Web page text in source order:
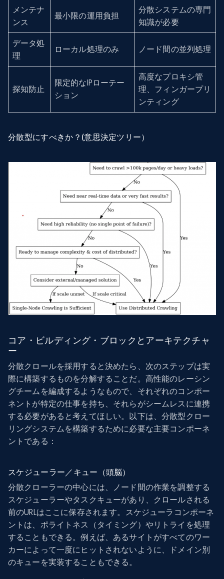
メンテナ
ンス
最小限の運用負担
分散システムの専門
知識が必要
データ処
理
ローカル処理のみ ノード間の並列処理
探知防止
限定的なIPローテー
ション
高度なプロキシ管
理、フィンガープリ
ンティング
分散型にすべきか？(意思決定ツリー）
コア・ビルディング・ブロックとアーキテクチャ
ー
分散クロールを採用すると決めたら、次のステップは実
際に構築するものを分解することだ。高性能のレーシン
グチームを編成するようなもので、それぞれのコンポー
ネントが特定の仕事を持ち、それらがシームレスに連携
する必要があると考えてほしい。以下は、分散型クロー
リングシステムを構築するために必要な主要コンポーネ
ントである：
スケジューラー／キュー（頭脳）
分散クローラーの中心には、ノード間の作業を調整する
スケジューラーやタスクキューがあり、クロールされる
前のURLはここに保存されます。スケジューラコンポーネ
ントは、ポライトネス（タイミング）やリトライを処理
することもできる。例えば、あるサイトがすべてのワー
カーによって一度にヒットされないように、ドメイン別
のキューを実装することもできる。